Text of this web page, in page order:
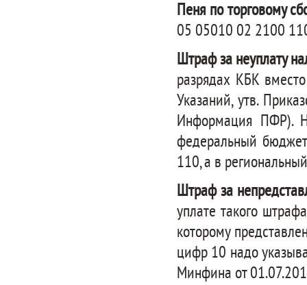
Пеня по торговому
05 05010 02 2100
Штраф за неуплату
разрядах КБК
Указаний, утв.
Информация ПФР).
федеральный
110, а в
Штраф за
уплате такого
которому
цифр 10 надо
Минфина от